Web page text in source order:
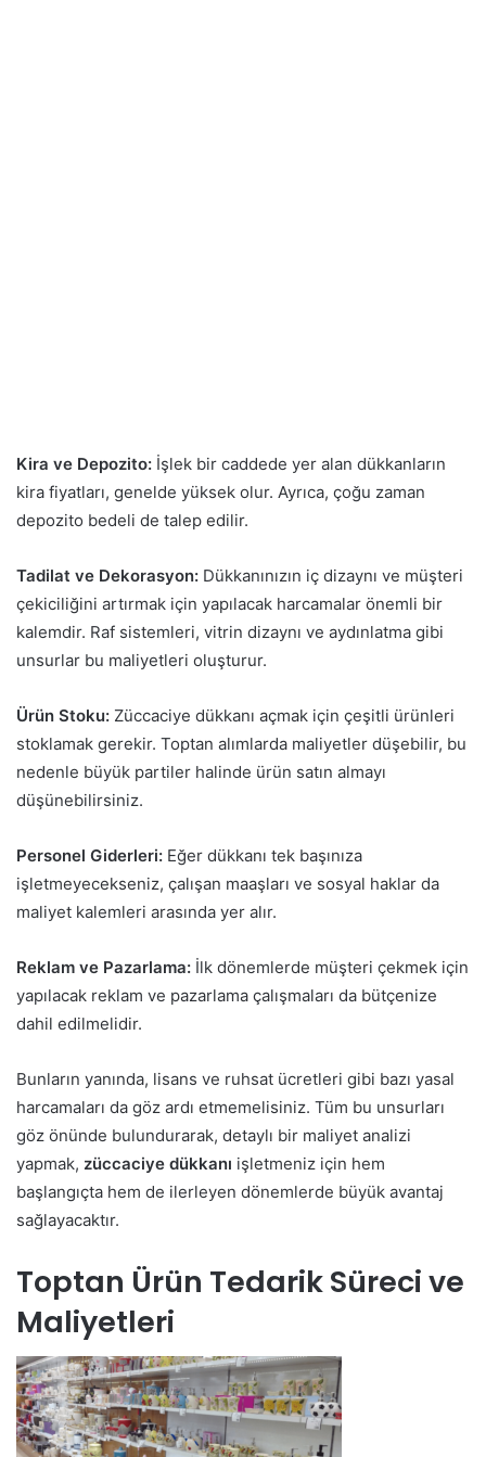
Kira ve Depozito: İşlek bir caddede yer alan dükkanların
kira fiyatları, genelde yüksek olur. Ayrıca, çoğu zaman
depozito bedeli de talep edilir.
Tadilat ve Dekorasyon: Dükkanınızın iç dizaynı ve müşteri
çekiciliğini artırmak için yapılacak harcamalar önemli bir
kalemdir. Raf sistemleri, vitrin dizaynı ve aydınlatma gibi
unsurlar bu maliyetleri oluşturur.
Ürün Stoku: Züccaciye dükkanı açmak için çeşitli ürünleri
stoklamak gerekir. Toptan alımlarda maliyetler düşebilir, bu
nedenle büyük partiler halinde ürün satın almayı
düşünebilirsiniz.
Personel Giderleri: Eğer dükkanı tek başınıza
işletmeyecekseniz, çalışan maaşları ve sosyal haklar da
maliyet kalemleri arasında yer alır.
Reklam ve Pazarlama: İlk dönemlerde müşteri çekmek için
yapılacak reklam ve pazarlama çalışmaları da bütçenize
dahil edilmelidir.
Bunların yanında, lisans ve ruhsat ücretleri gibi bazı yasal
harcamaları da göz ardı etmemelisiniz. Tüm bu unsurları
göz önünde bulundurarak, detaylı bir maliyet analizi
yapmak, züccaciye dükkanı işletmeniz için hem
başlangıçta hem de ilerleyen dönemlerde büyük avantaj
sağlayacaktır.
Toptan Ürün Tedarik Süreci ve
Maliyetleri